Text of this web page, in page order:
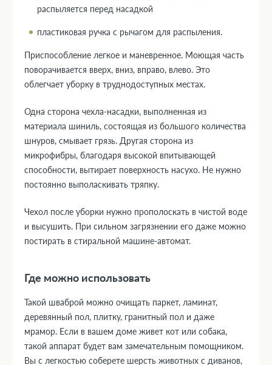
распыляется перед насадкой
пластиковая ручка с рычагом для распыления.
Приспособление легкое и маневренное. Моющая часть
поворачивается вверх, вниз, вправо, влево. Это
облегчает уборку в труднодоступных местах.
Одна сторона чехла-насадки, выполненная из
материала шиниль, состоящая из большого количества
шнуров, смывает грязь. Другая сторона из
микрофибры, благодаря высокой впитывающей
способности, вытирает поверхность насухо. Не нужно
постоянно выполаскивать тряпку.
Чехол после уборки нужно прополоскать в чистой воде
и высушить. При сильном загрязнении его даже можно
постирать в стиральной машине-автомат.
Где можно использовать
Такой шваброй можно очищать паркет, ламинат,
деревянный пол, плитку, гранитный пол и даже
мрамор. Если в вашем доме живет кот или собака,
такой аппарат будет вам замечательным помощником.
Вы с легкостью соберете шерсть животных с диванов,